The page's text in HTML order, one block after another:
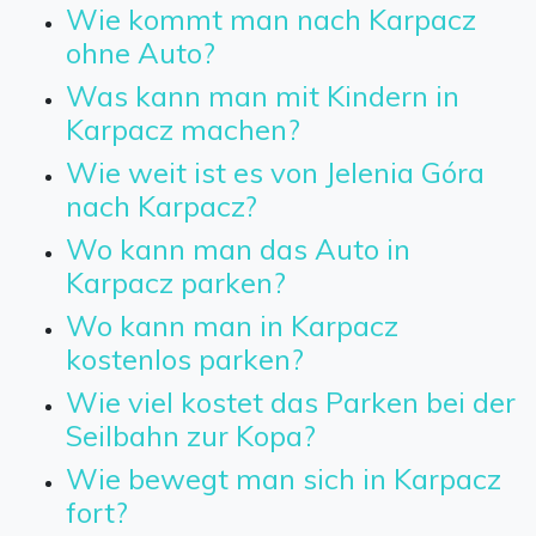
Wie kommt man nach Karpacz
ohne Auto?
Was kann man mit Kindern in
Karpacz machen?
Wie weit ist es von Jelenia Góra
nach Karpacz?
Wo kann man das Auto in
Karpacz parken?
Wo kann man in Karpacz
kostenlos parken?
Wie viel kostet das Parken bei der
Seilbahn zur Kopa?
Wie bewegt man sich in Karpacz
fort?